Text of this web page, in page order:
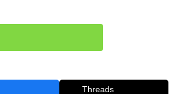
Threads